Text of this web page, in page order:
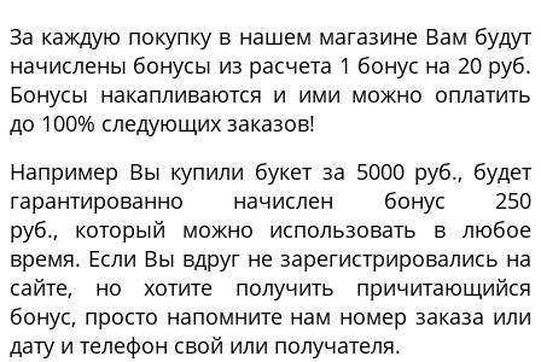
За каждую покупку в нашем магазине Вам будут
начислены бонусы из расчета 1 бонус на 20 руб.
Бонусы накапливаются и ими можно оплатить
до 100% следующих заказов!
Например Вы купили букет за 5000 руб., будет
гарантированно начислен бонус 250
руб., который можно использовать в любое
время. Если Вы вдруг не зарегистрировались на
сайте, но хотите получить причитающийся
бонус, просто напомните нам номер заказа или
дату и телефон свой или получателя.